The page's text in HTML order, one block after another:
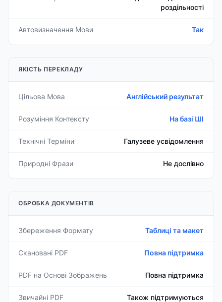
роздільності
Автовизначення Мови Так
ЯКІСТЬ ПЕРЕКЛАДУ
Цільова Мова Англійський результат
Розуміння Контексту На базі ШІ
Технічні Терміни Галузеве усвідомлення
Природні Фрази Не дослівно
ОБРОБКА ДОКУМЕНТІВ
Збереження Формату Таблиці та макет
Скановані PDF Повна підтримка
PDF на Основі Зображень Повна підтримка
Звичайні PDF Також підтримуються